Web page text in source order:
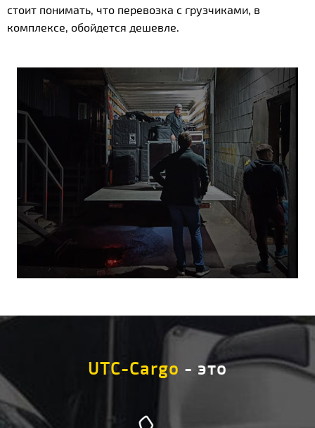
стоит понимать, что перевозка с грузчиками, в
комплексе, обойдется дешевле.
UTC-Cargo - это